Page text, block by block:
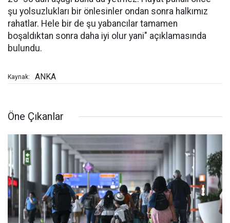
şu yolsuzlukları bir önlesinler ondan sonra halkımız
rahatlar. Hele bir de şu yabancılar tamamen
boşaldıktan sonra daha iyi olur yani" açıklamasında
bulundu.
Kaynak: ANKA
Öne Çıkanlar